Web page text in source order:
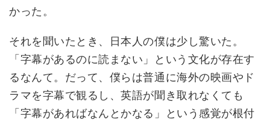
かった。
それを聞いたとき、日本人の僕は少し驚いた。
「字幕があるのに読まない」という文化が存在す
るなんて。だって、僕らは普通に海外の映画やド
ラマを字幕で観るし、英語が聞き取れなくても
「字幕があればなんとかなる」という感覚が根付